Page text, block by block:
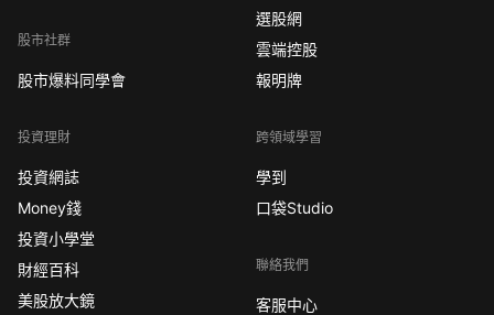
股市社群
股市爆料同學會
投資理財
投資網誌
Money錢
投資小學堂
財經百科
美股放大鏡
選股網
雲端控股
報明牌
跨領域學習
學到
口袋Studio
聯絡我們
客服中心